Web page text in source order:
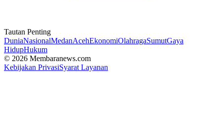
Tautan Penting
DuniaNasionalMedanAcehEkonomiOlahragaSumutGaya
HidupHukum
© 2026 Membaranews.com
Kebijakan PrivasiSyarat Layanan